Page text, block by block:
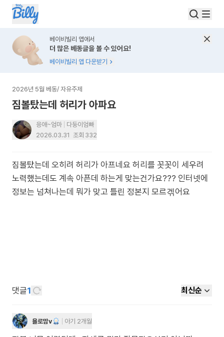
베이비빌리 앱에서
더 많은 베동글을 볼 수 있어요!
베이비빌리 앱 다운받기
2026년 5월 베동/ 자유주제
짐볼탔는데 허리가 아파요
응애~엄마
다둥이엄빠
2026.03.31 조회 332
짐볼탔는데 오히려 허리가 아프네요 허리를 꼿꼿이 세우려
노력했는데도 계속 아픈데 하는게 맞는건가요??? 인터넷에
정보는 넘쳐나는데 뭐가 맞고 틀린 정본지 모르겎어요
댓글1 최신순
욜로맘v 아기 2개월